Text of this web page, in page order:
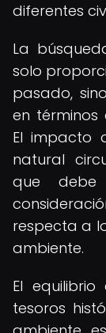
diferentes
La
solo
pasado,
en términos
El impacto
natural
que
respecta a
ambiente.
El
tesoros